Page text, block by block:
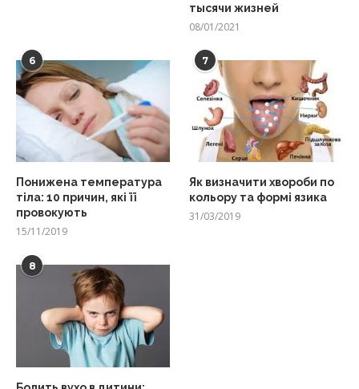
тысячи жизней
08/01/2021
6
Понижена температура
тіла: 10 причин, які її
провокують
15/11/2019
7
Як визначити хвороби по
кольору та формі язика
31/03/2019
8